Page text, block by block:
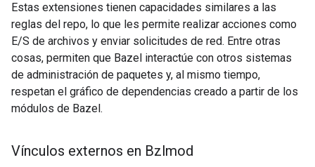
Estas extensiones tienen capacidades similares a las
reglas del repo, lo que les permite realizar acciones como
E/S de archivos y enviar solicitudes de red. Entre otras
cosas, permiten que Bazel interactúe con otros sistemas
de administración de paquetes y, al mismo tiempo,
respetan el gráfico de dependencias creado a partir de los
módulos de Bazel.
Vínculos externos en Bzlmod